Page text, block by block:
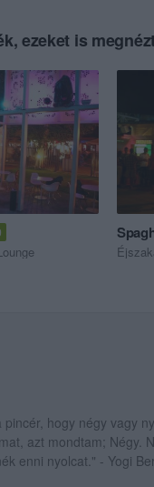
ezeket is
hogy négy vagy
azt mondtam; Négy.
enni nyolcat." - Yogi